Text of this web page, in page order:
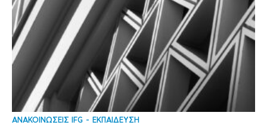
ΑΝΑΚΟΙΝΩΣΕΙΣ IFG ΕΚΠΑΙΔΕΥΣΗ